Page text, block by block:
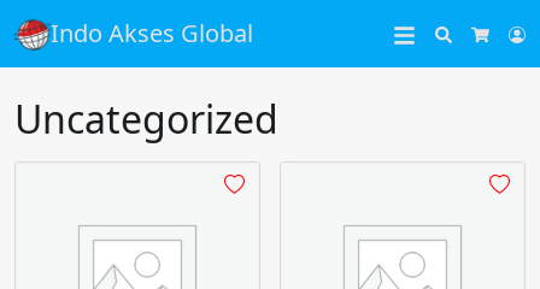
Indo Akses Global
Search
Uncategorized